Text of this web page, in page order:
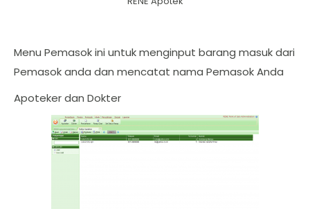
Menu Pemasok ini untuk menginput barang masuk dari
Pemasok anda dan mencatat nama Pemasok Anda
Apoteker dan Dokter